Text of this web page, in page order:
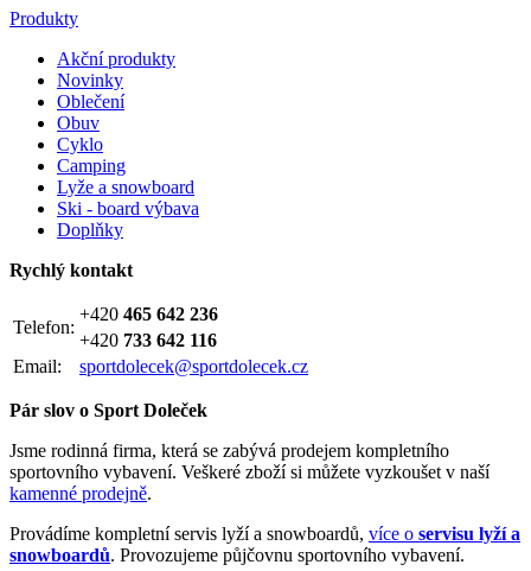
Produkty
Akční produkty
Novinky
Oblečení
Obuv
Cyklo
Camping
Lyže a snowboard
Ski - board výbava
Doplňky
Rychlý kontakt
Telefon:
+420 465 642 236
+420 733 642 116
Email:
sportdolecek@sportdolecek.cz
Pár slov o Sport Doleček
Jsme rodinná firma, která se zabývá prodejem kompletního
sportovního vybavení. Veškeré zboží si můžete vyzkoušet v naší
kamenné prodejně.
Provádíme kompletní servis lyží a snowboardů, více o servisu lyží a
snowboardů. Provozujeme půjčovnu sportovního vybavení.